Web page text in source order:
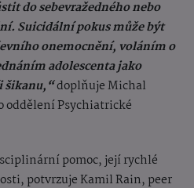
do sebevražedného nebo
Suicidální pokus může být
onemocnění, voláním o
adolescenta jako
šikanu,“doplňuje Michal
oddělení Psychiatrické
pomoc, její rychlé
potvrzuje Kamil Rain, peer